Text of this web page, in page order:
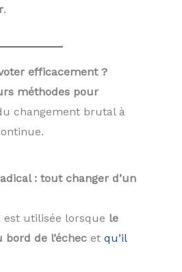
.
efficacement ?
méthodes pour
changement brutal à
: tout changer d’un
est utilisée lorsque le
bord de l’échec et qu’il